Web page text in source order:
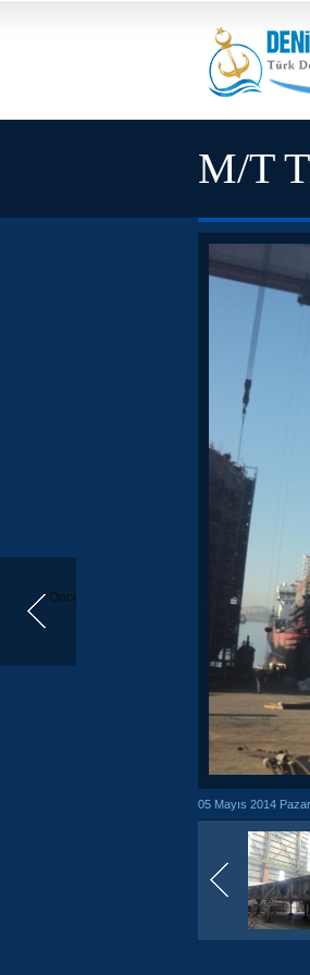
Önceki
M/T
05 Mayıs 2014